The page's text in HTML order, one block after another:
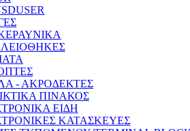
- ΑΚΡΟΔΕΚΤΕΣ
ΠΙΝΑΚΟΣ
ΕΙΔΗ
ΚΑΤΑΣΚΕΥΕΣ